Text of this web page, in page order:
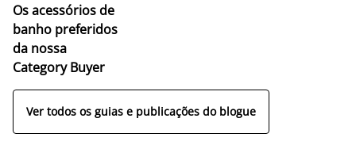
Os acessórios de
banho preferidos
da nossa
Category Buyer
Ver todos os guias e publicações do blogue